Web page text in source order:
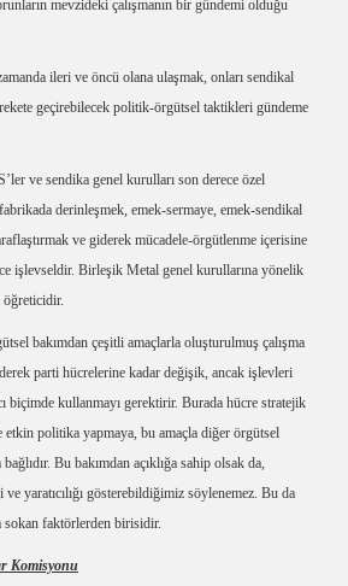
mevzideki çalışmanın bir gündemi olduğu
ileri ve öncü olana ulaşmak, onları sendikal
geçirebilecek politik-örgütsel taktikleri gündeme
ve sendika genel kurulları son derece özel
derinleşmek, emek-sermaye, emek-sendikal
ve giderek mücadele-örgütlenme içerisine
işlevseldir. Birleşik Metal genel kurullarına yönelik
öğreticidir.
bakımdan çeşitli amaçlarla oluşturulmuş çalışma
parti hücrelerine kadar değişik, ancak işlevleri
biçimde kullanmayı gerektirir. Burada hücre stratejik
etkin politika yapmaya, bu amaçla diğer örgütsel
Bu bakımdan açıklığa sahip olsak da,
yaratıcılığı gösterebildiğimiz söylenemez. Bu da
sokan faktörlerden birisidir.
Komisyonu